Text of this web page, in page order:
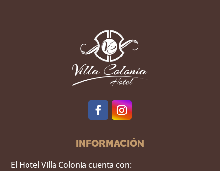
INFORMACIÓN
El Hotel Villa Colonia cuenta con: